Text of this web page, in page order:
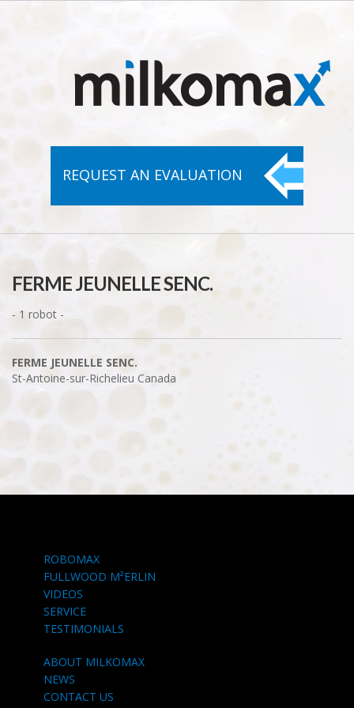
REQUEST AN EVALUATION
FERME JEUNELLE SENC.
- 1 robot -
FERME JEUNELLE SENC.
St-Antoine-sur-Richelieu Canada
ROBOMAX
FULLWOOD M²ERLIN
VIDEOS
SERVICE
TESTIMONIALS
ABOUT MILKOMAX
NEWS
CONTACT US